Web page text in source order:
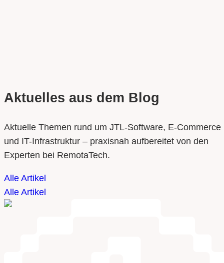
Aktuelles aus dem Blog
Aktuelle Themen rund um JTL-Software, E-Commerce
und IT-Infrastruktur – praxisnah aufbereitet von den
Experten bei RemotaTech.
Alle Artikel
Alle Artikel